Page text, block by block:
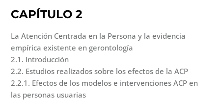
CAPÍTULO 2
La Atención Centrada en la Persona y la evidencia
empírica existente en gerontología
2.1. Introducción
2.2. Estudios realizados sobre los efectos de la ACP
2.2.1. Efectos de los modelos e intervenciones ACP en
las personas usuarias